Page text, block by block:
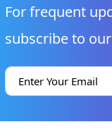
For frequent
subscribe to